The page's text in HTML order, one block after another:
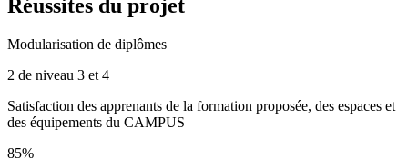
Réussites du projet
Modularisation de diplômes
2 de niveau 3 et 4
Satisfaction des apprenants de la formation proposée, des espaces et
des équipements du CAMPUS
85%